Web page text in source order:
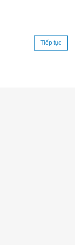
Tiếp tục